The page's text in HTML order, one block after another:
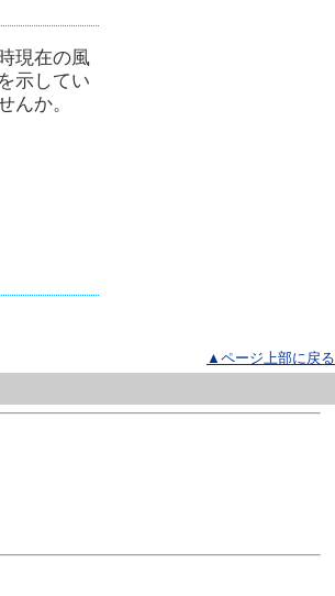
現在の風
示してい
んか。
▲ページ上部に戻る